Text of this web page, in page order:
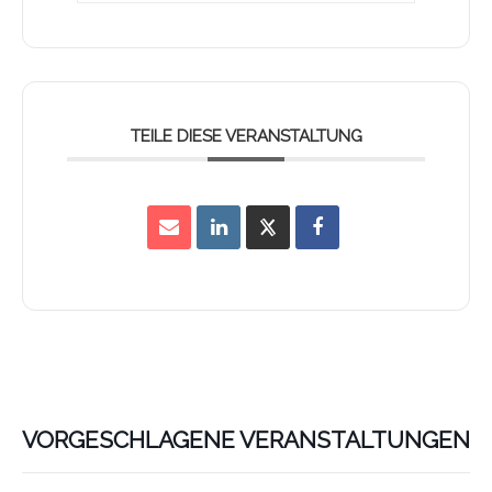
TEILE DIESE VERANSTALTUNG
VORGESCHLAGENE VERANSTALTUNGEN